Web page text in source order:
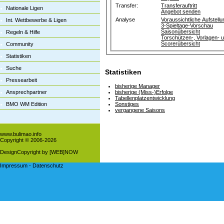
Nationale Ligen
Int. Wettbewerbe & Ligen
Regeln & Hilfe
Community
Statistiken
Suche
Pressearbeit
Ansprechpartner
BMO WM Edition
www.bulimao.info
Copyright © 2006-2026
DesignCopyright by [WEB]NOW
Transfer:
Transferauftritt
Angebot senden
Analyse
Voraussichtliche
3-Spieltage-Vorschau
Saisonübersicht
Torschützen-, Vorlagen-
Scorerübersicht
Statistiken
bisherige Manager
bisherige (Miss-)Erfolge
Tabellenplatzentwicklung
Sonstiges
vergangene Saisons
Impressum - Datenschutz